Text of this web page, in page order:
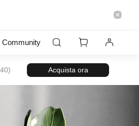
Community
Acquista ora